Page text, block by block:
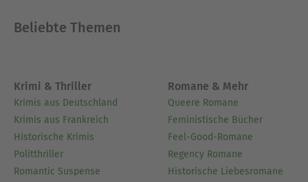
Beliebte Themen
Krimi & Thriller
Krimis aus Deutschland
Krimis aus Frankreich
Historische Krimis
Politthriller
Romantic Suspense
Romane & Mehr
Queere Romane
Feministische Bücher
Feel-Good-Romane
Regency Romane
Historische Liebesromane